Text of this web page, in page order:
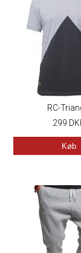
RC-
299
Køb